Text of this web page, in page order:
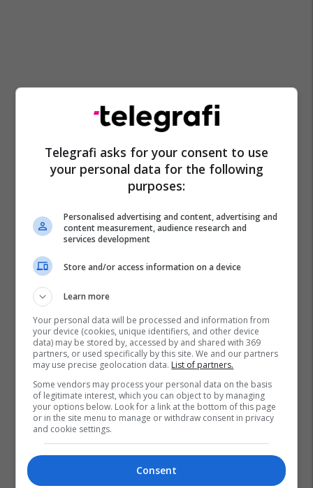
Telegrafi asks for your consent to use
your personal data for the following
purposes:
Personalised advertising and content, advertising and
content measurement, audience research and
services development
Store and/or access information on a device
Learn more
Your personal data will be processed and information from
your device (cookies, unique identifiers, and other device
data) may be stored by, accessed by and shared with 369
partners, or used specifically by this site. We and our partners
may use precise geolocation data. List of partners.
Some vendors may process your personal data on the basis
of legitimate interest, which you can object to by managing
your options below. Look for a link at the bottom of this page
or in the site menu to manage or withdraw consent in privacy
and cookie settings.
Consent